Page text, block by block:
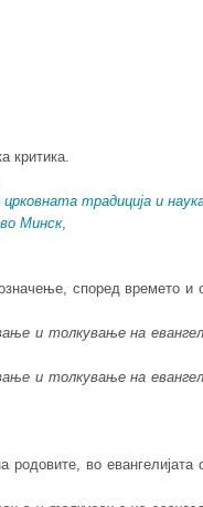
критика.
традиција и
Минск,
според времето и
ње и толкување на
ње и толкување на
родовите, во евангелијата